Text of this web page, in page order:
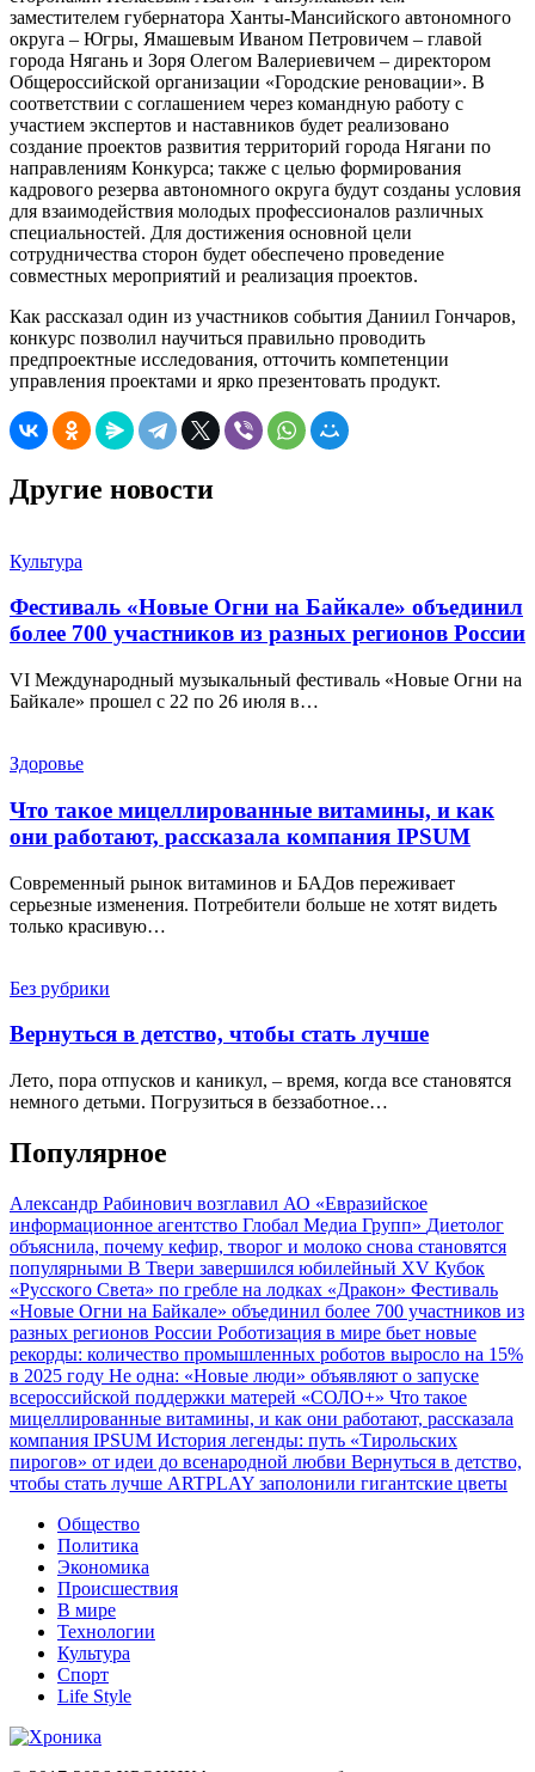
заместителем губернатора Ханты-Мансийского автономного
округа – Югры, Ямашевым Иваном Петровичем – главой
города Нягань и Зоря Олегом Валериевичем – директором
Общероссийской организации «Городские реновации». В
соответствии с соглашением через командную работу с
участием экспертов и наставников будет реализовано
создание проектов развития территорий города Нягани по
направлениям Конкурса; также с целью формирования
кадрового резерва автономного округа будут созданы условия
для взаимодействия молодых профессионалов различных
специальностей. Для достижения основной цели
сотрудничества сторон будет обеспечено проведение
совместных мероприятий и реализация проектов.
Как рассказал один из участников события Даниил Гончаров,
конкурс позволил научиться правильно проводить
предпроектные исследования, отточить компетенции
управления проектами и ярко презентовать продукт.
Другие новости
Культура
Фестиваль «Новые Огни на Байкале» объединил
более 700 участников из разных регионов России
VI Международный музыкальный фестиваль «Новые Огни на
Байкале» прошел с 22 по 26 июля в…
Здоровье
Что такое мицеллированные витамины, и как
они работают, рассказала компания IPSUM
Современный рынок витаминов и БАДов переживает
серьезные изменения. Потребители больше не хотят видеть
только красивую…
Без рубрики
Вернуться в детство, чтобы стать лучше
Лето, пора отпусков и каникул, – время, когда все становятся
немного детьми. Погрузиться в беззаботное…
Популярное
Александр Рабинович возглавил АО «Евразийское
информационное агентство Глобал Медиа Групп» Диетолог
объяснила, почему кефир, творог и молоко снова становятся
популярными В Твери завершился юбилейный XV Кубок
«Русского Света» по гребле на лодках «Дракон» Фестиваль
«Новые Огни на Байкале» объединил более 700 участников из
разных регионов России Роботизация в мире бьет новые
рекорды: количество промышленных роботов выросло на 15%
в 2025 году Не одна: «Новые люди» объявляют о запуске
всероссийской поддержки матерей «СОЛО+» Что такое
мицеллированные витамины, и как они работают, рассказала
компания IPSUM История легенды: путь «Тирольских
пирогов» от идеи до всенародной любви Вернуться в детство,
чтобы стать лучше ARTPLAY заполонили гигантские цветы
Общество
Политика
Экономика
Происшествия
В мире
Технологии
Культура
Спорт
Life Style